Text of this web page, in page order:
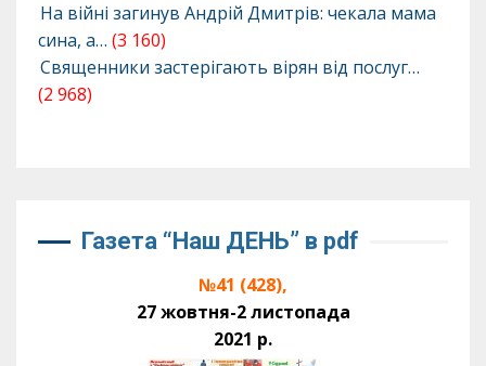
На війні загинув Андрій Дмитрів: чекала мама
сина, а… (3 160)
Священники застерігають вірян від послуг…
(2 968)
Газета “Наш ДЕНЬ” в pdf
№41 (428),
27 жовтня-2 листопада
2021 р.